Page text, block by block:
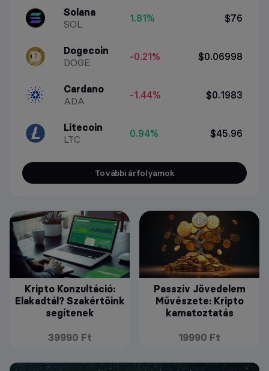
Solana
SOL
1.81% $76
Dogecoin
DOGE
-0.21% $0.06998
Cardano
ADA
-1.44% $0.1983
Litecoin
LTC
0.94% $45.96
További árfolyamok
Kripto Konzultáció:
Elakadtál? Szakértőink
segítenek
39990 Ft
Passzív Jövedelem
Művészete: Kripto
kamatoztatás
19990 Ft